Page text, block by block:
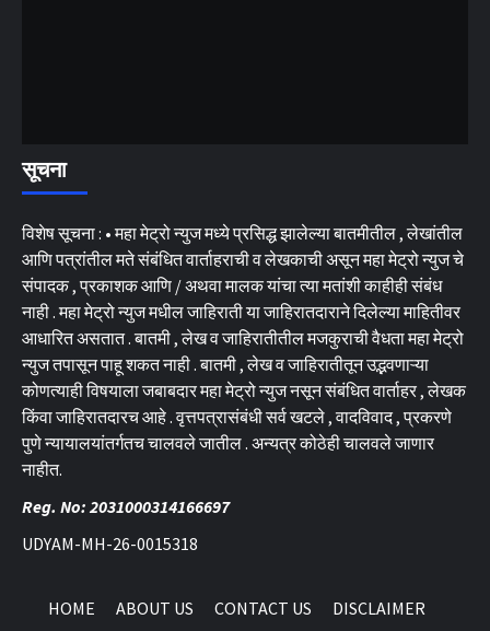
सूचना
विशेष सूचना : • महा मेट्रो न्युज मध्ये प्रसिद्ध झालेल्या बातमीतील , लेखांतील
आणि पत्रांतील मते संबंधित वार्ताहराची व लेखकाची असून महा मेट्रो न्युज चे
संपादक , प्रकाशक आणि / अथवा मालक यांचा त्या मतांशी काहीही संबंध
नाही . महा मेट्रो न्युज मधील जाहिराती या जाहिरातदाराने दिलेल्या माहितीवर
आधारित असतात . बातमी , लेख व जाहिरातीतील मजकुराची वैधता महा मेट्रो
न्युज तपासून पाहू शकत नाही . बातमी , लेख व जाहिरातीतून उद्भवणाऱ्या
कोणत्याही विषयाला जबाबदार महा मेट्रो न्युज नसून संबंधित वार्ताहर , लेखक
किंवा जाहिरातदारच आहे . वृत्तपत्रासंबंधी सर्व खटले , वादविवाद , प्रकरणे
पुणे न्यायालयांतर्गतच चालवले जातील . अन्यत्र कोठेही चालवले जाणार
नाहीत.
Reg. No: 2031000314166697
UDYAM-MH-26-0015318
HOME ABOUT US CONTACT US DISCLAIMER